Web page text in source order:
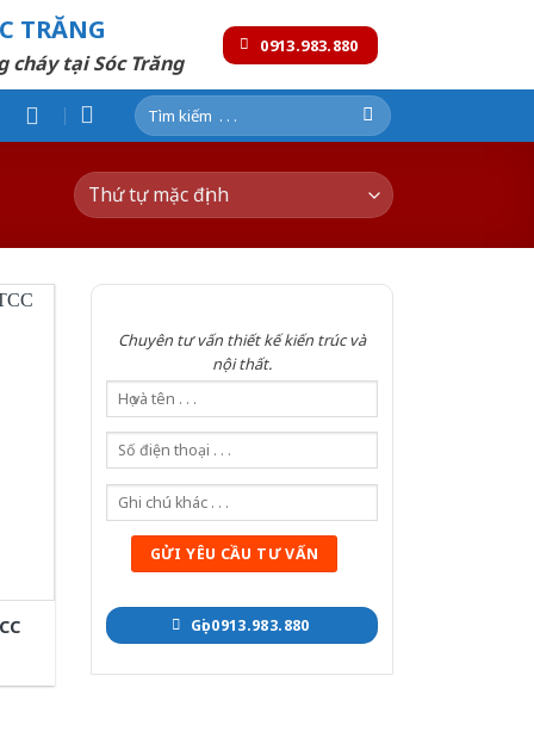
TRĂNG
cháy tại Sóc Trăng
0913.983.880
Tìm
kiếm:
Chuyên tư vấn thiết kế kiến trúc và
nội thất.
Gọi 0913.983.880